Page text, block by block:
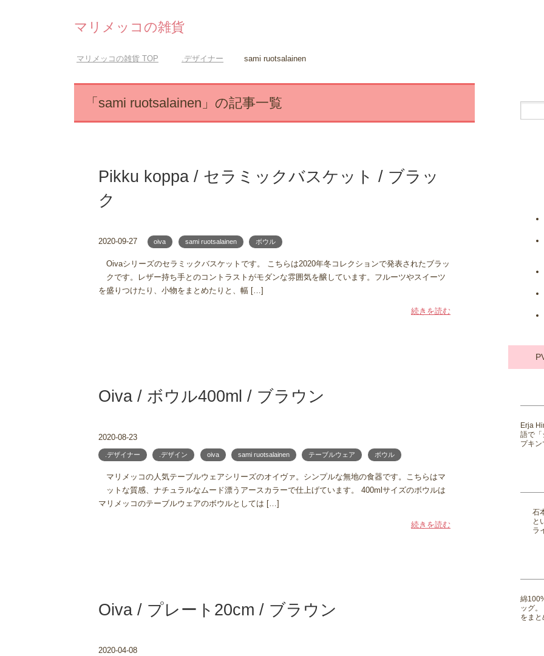
マリメッコの雑貨
マリメッコの雑貨 TOP .デザイナー sami ruotsalainen
「sami ruotsalainen」の記事一覧
Pikku koppa / セラミックバスケット / ブラッ
ク
2020-09-27 oiva sami ruotsalainen ボウル
Oivaシリーズのセラミックバスケットです。 こちらは2020年冬コレクションで発表されたブラッ
クです。レザー持ち手とのコントラストがモダンな雰囲気を醸しています。フルーツやスイーツ
を盛りつけたり、小物をまとめたりと、幅 […]
続きを読む
Oiva / ボウル400ml / ブラウン
2020-08-23
.デザイナー .デザイン oiva sami ruotsalainen テーブルウェア ボウル
マリメッコの人気テーブルウェアシリーズのオイヴァ。シンプルな無地の食器です。こちらはマ
ットな質感、ナチュラルなムード漂うアースカラーで仕上げています。 400mlサイズのボウルは
マリメッコのテーブルウェアのボウルとしては […]
続きを読む
Oiva / プレート20cm / ブラウン
2020-04-08
Erja
語で「
プキ
石
と
ラ
綿
ッグ
をま